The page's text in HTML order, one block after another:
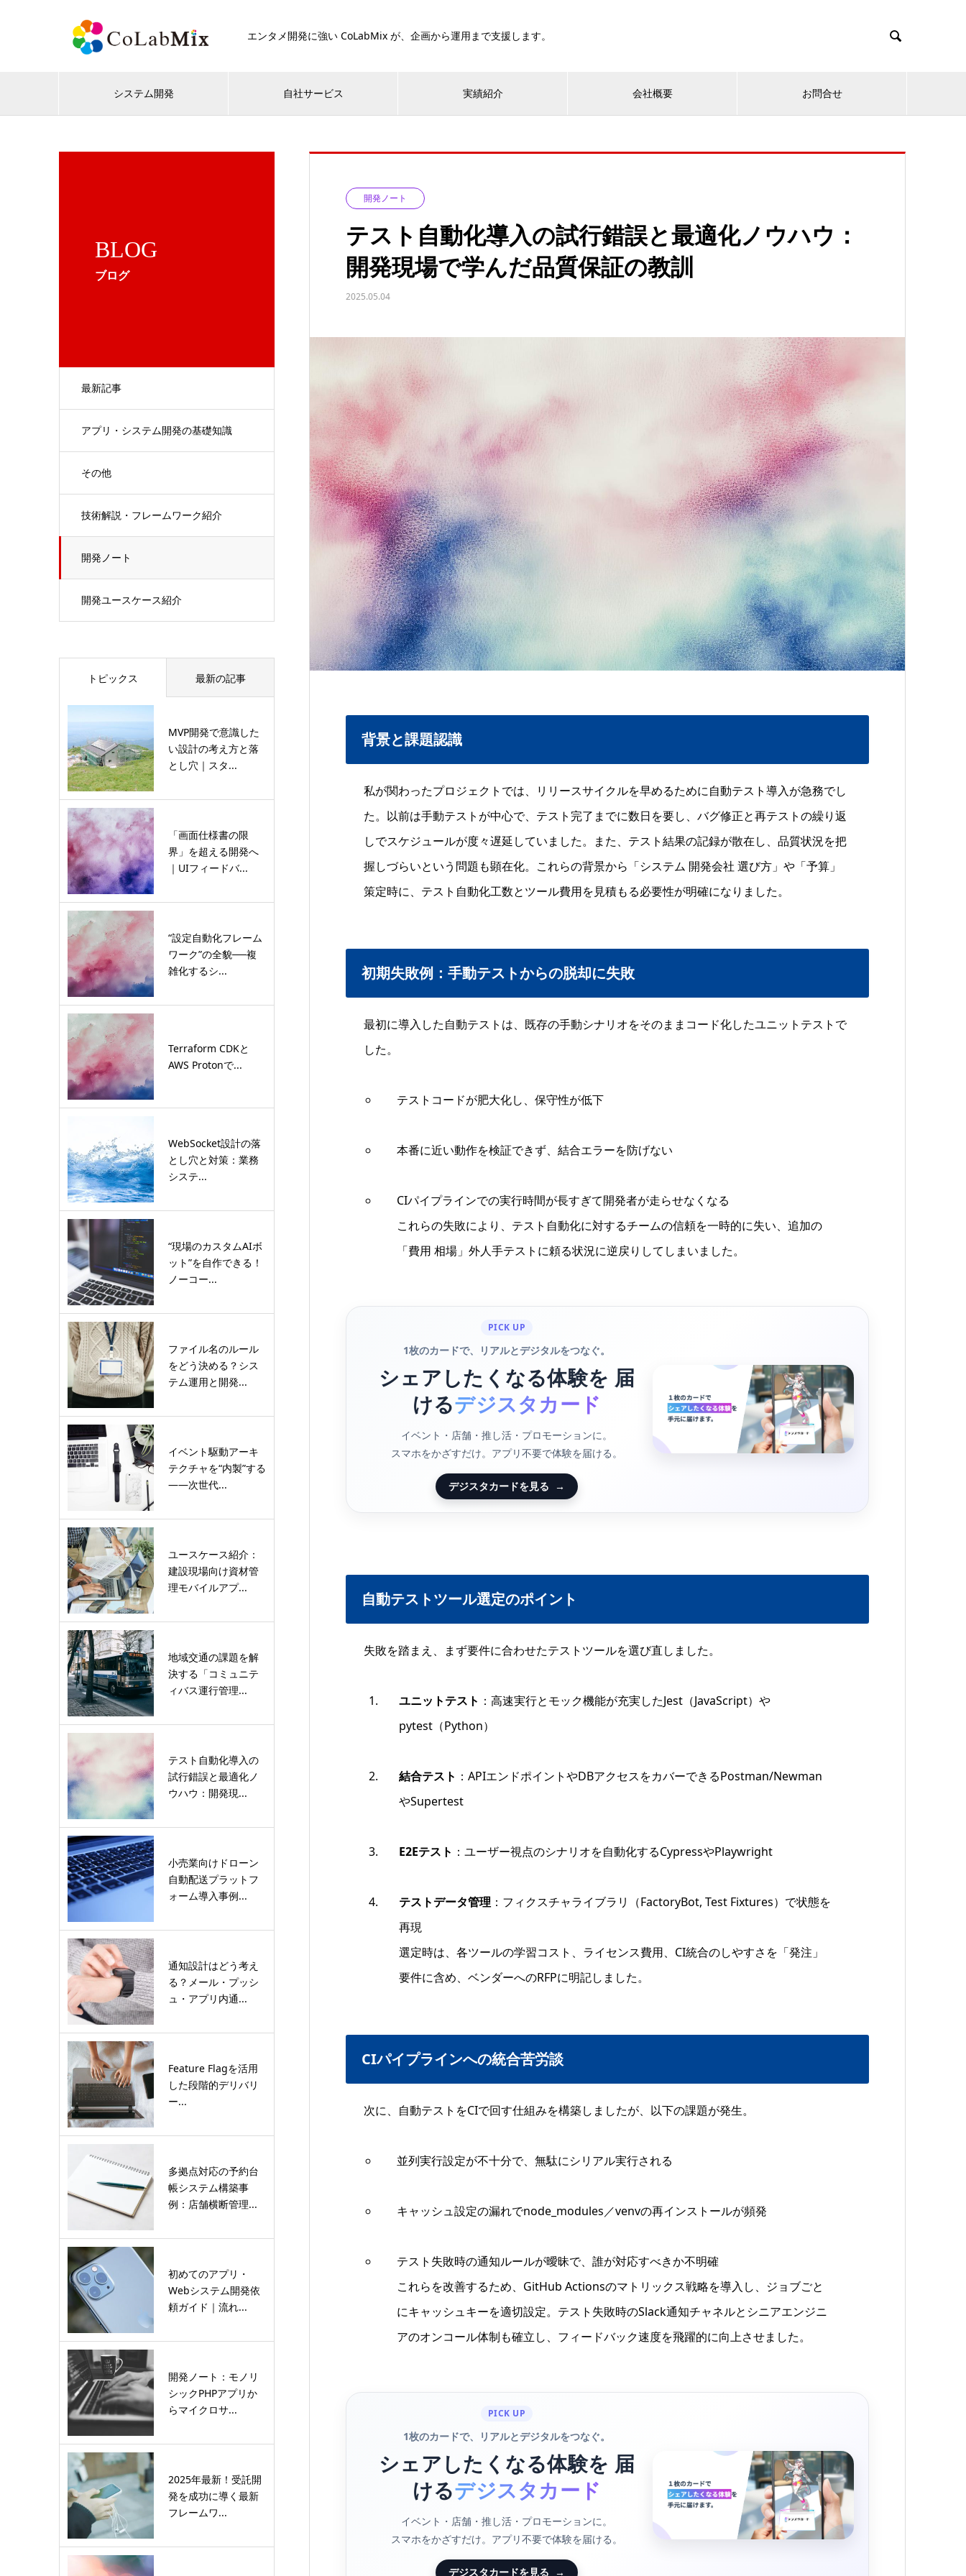
エンタメ開発に強い CoLabMix が、企画から運用まで支援します。 
システム開発 自社サービス 実績紹介 会社概要 お問合せ
BLOG
ブログ
最新記事
アプリ・システム開発の基礎知識
その他
技術解説・フレームワーク紹介
開発ノート
開発ユースケース紹介
開発ノート
テスト自動化導入の試行錯誤と最適化ノウハウ：
開発現場で学んだ品質保証の教訓
2025.05.04
背景と課題認識
私が関わったプロジェクトでは、リリースサイクルを早めるために自動テスト導入が急務でし
た。以前は手動テストが中心で、テスト完了までに数日を要し、バグ修正と再テストの繰り返
しでスケジュールが度々遅延していました。また、テスト結果の記録が散在し、品質状況を把
握しづらいという問題も顕在化。これらの背景から「システム 開発会社 選び方」や「予算」
策定時に、テスト自動化工数とツール費用を見積もる必要性が明確になりました。
初期失敗例：手動テストからの脱却に失敗
最初に導入した自動テストは、既存の手動シナリオをそのままコード化したユニットテストで
した。
テストコードが肥大化し、保守性が低下
本番に近い動作を検証できず、結合エラーを防げない
CIパイプラインでの実行時間が長すぎて開発者が走らせなくなる
これらの失敗により、テスト自動化に対するチームの信頼を一時的に失い、追加の
「費用 相場」外人手テストに頼る状況に逆戻りしてしまいました。
PICK UP
1枚のカードで、リアルとデジタルをつなぐ。
シェアしたくなる体験を 届
けるデジスタカード
イベント・店舗・推し活・プロモーションに。
スマホをかざすだけ。アプリ不要で体験を届ける。
デジスタカードを見る →
自動テストツール選定のポイント
失敗を踏まえ、まず要件に合わせたテストツールを選び直しました。
ユニットテスト ：高速実行とモック機能が充実したJest（JavaScript）や
pytest（Python）
結合テスト ：APIエンドポイントやDBアクセスをカバーできるPostman/Newman
やSupertest
E2Eテスト ：ユーザー視点のシナリオを自動化するCypressやPlaywright
テストデータ管理 ：フィクスチャライブラリ（FactoryBot, Test Fixtures）で状態を
再現
選定時は、各ツールの学習コスト、ライセンス費用、CI統合のしやすさを「発注」
要件に含め、ベンダーへのRFPに明記しました。
CIパイプラインへの統合苦労談
次に、自動テストをCIで回す仕組みを構築しましたが、以下の課題が発生。
並列実行設定が不十分で、無駄にシリアル実行される
キャッシュ設定の漏れでnode_modules／venvの再インストールが頻発
テスト失敗時の通知ルールが曖昧で、誰が対応すべきか不明確
これらを改善するため、GitHub Actionsのマトリックス戦略を導入し、ジョブごと
にキャッシュキーを適切設定。テスト失敗時のSlack通知チャネルとシニアエンジニ
アのオンコール体制も確立し、フィードバック速度を飛躍的に向上させました。
PICK UP
1枚のカードで、リアルとデジタルをつなぐ。
シェアしたくなる体験を 届
けるデジスタカード
イベント・店舗・推し活・プロモーションに。
スマホをかざすだけ。アプリ不要で体験を届ける。
デジスタカードを見る →
トピックス 最新の記事
MVP開発で意識した
い設計の考え方と落
とし穴｜スタ...
「画面仕様書の限
界」を超える開発へ
｜UIフィードバ...
“設定自動化フレーム
ワーク”の全貌──複
雑化するシ...
Terraform CDKと
AWS Protonで...
WebSocket設計の落
とし穴と対策：業務
システ...
“現場のカスタムAIボ
ット”を自作できる！
ノーコー...
ファイル名のルール
をどう決める？シス
テム運用と開発...
イベント駆動アーキ
テクチャを“内製”する
――次世代...
ユースケース紹介：
建設現場向け資材管
理モバイルアプ...
地域交通の課題を解
決する「コミュニテ
ィバス運行管理...
テスト自動化導入の
試行錯誤と最適化ノ
ウハウ：開発現...
小売業向けドローン
自動配送プラットフ
ォーム導入事例...
通知設計はどう考え
る？メール・プッシ
ュ・アプリ内通...
Feature Flagを活用
した段階的デリバリ
ー...
多拠点対応の予約台
帳システム構築事
例：店舗横断管理...
初めてのアプリ・
Webシステム開発依
頼ガイド｜流れ...
開発ノート：モノリ
シックPHPアプリか
らマイクロサ...
2025年最新！受託開
発を成功に導く最新
フレームワ...